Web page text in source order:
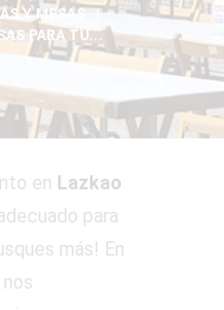
Y MESAS
PARA TU...
en Lazkao
para
más! En
nos